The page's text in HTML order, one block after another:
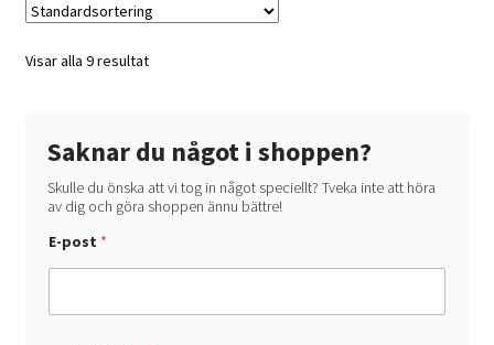
Visar alla 9 resultat
Saknar du något i shoppen?
Skulle du önska att vi tog in något speciellt? Tveka inte att höra
av dig och göra shoppen ännu bättre!
E-post *